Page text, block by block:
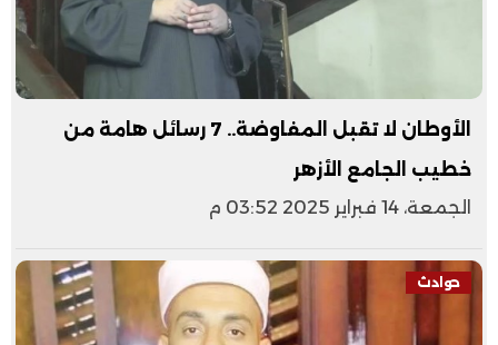
الأوطان لا تقبل المفاوضة.. 7 رسائل هامة من
خطيب الجامع الأزهر
الجمعة، 14 فبراير 2025 03:52 م
حوادث